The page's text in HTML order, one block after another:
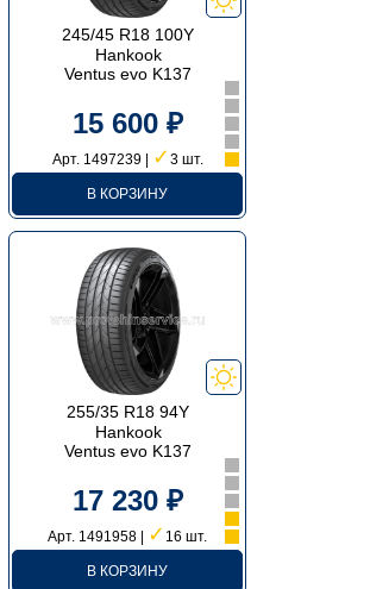
245/45 R18 100Y
Hankook
Ventus evo K137
15 600 ₽
Арт. 1497239 | ✓ 3 шт.
В КОРЗИНУ
255/35 R18 94Y
Hankook
Ventus evo K137
17 230 ₽
Арт. 1491958 | ✓ 16 шт.
В КОРЗИНУ